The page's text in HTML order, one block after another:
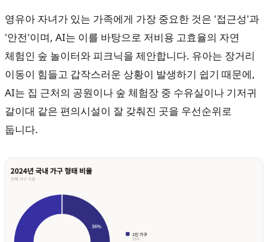
영유아 자녀가 있는 가족에게 가장 중요한 것은 '접근성'과
'안전'이며, AI는 이를 바탕으로 저비용 고효율의 자연
체험인 숲 놀이터와 피크닉을 제안합니다. 유아는 장거리
이동이 힘들고 갑작스러운 상황이 발생하기 쉽기 때문에,
AI는 집 근처의 공원이나 숲 체험장 중 수유실이나 기저귀
갈이대 같은 편의시설이 잘 갖춰진 곳을 우선순위로
둡니다.